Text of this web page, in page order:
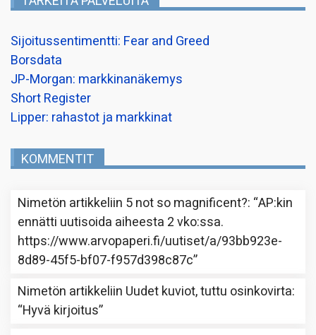
Sijoitussentimentti: Fear and Greed
Borsdata
JP-Morgan: markkinanäkemys
Short Register
Lipper: rahastot ja markkinat
KOMMENTIT
Nimetön artikkeliin 5 not so magnificent?: “AP:kin
ennätti uutisoida aiheesta 2 vko:ssa.
https://www.arvopaperi.fi/uutiset/a/93bb923e-
8d89-45f5-bf07-f957d398c87c”
Nimetön artikkeliin Uudet kuviot, tuttu osinkovirta:
“Hyvä kirjoitus”